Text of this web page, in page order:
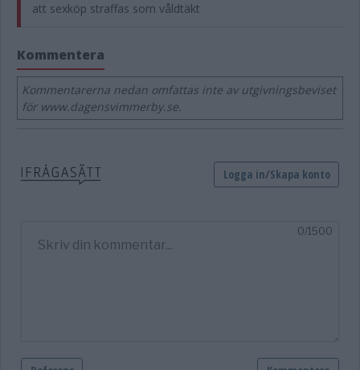
att sexköp straffas som våldtäkt
Kommentera
Kommentarerna nedan omfattas inte av utgivningsbeviset
för www.dagensvimmerby.se.